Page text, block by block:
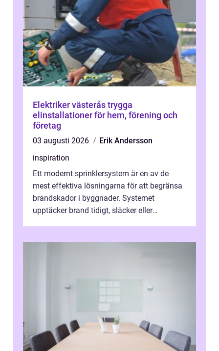
Elektriker västerås trygga
elinstallationer för hem, förening och
företag
03 augusti 2026
Erik Andersson
inspiration
Ett modernt sprinklersystem är en av de
mest effektiva lösningarna för att begränsa
brandskador i byggnader. Systemet
upptäcker brand tidigt, släcker eller